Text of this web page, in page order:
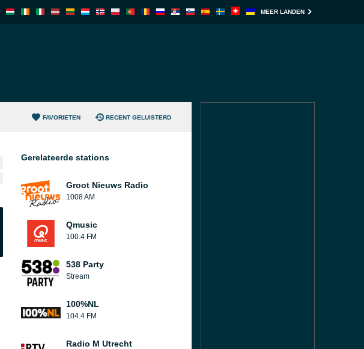
MEER LANDEN
FAVORIETEN RECENT GELUISTERD
Gerelateerde stations
Groot Nieuws Radio
1008 AM
Qmusic
100.4 FM
538 Party
Stream
100%NL
104.4 FM
Radio M Utrecht